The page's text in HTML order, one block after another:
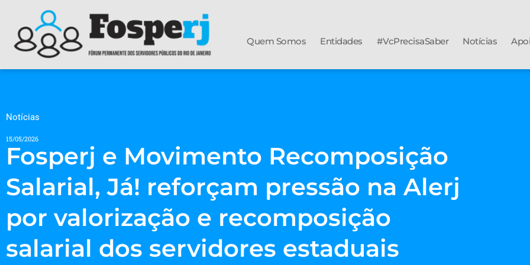
Quem Somos Entidades #VcPrecisaSaber Notícias
Notícias
15/05/2026
Fosperj e Movimento Recomposição
Salarial, Já! reforçam pressão na Alerj
por valorização e recomposição
salarial dos servidores estaduais